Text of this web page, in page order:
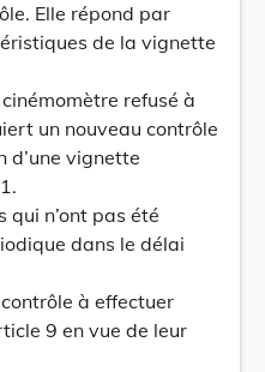
Elle répond par
de la vignette
refusé à
un nouveau contrôle
d’une vignette
n’ont pas été
dans le délai
à effectuer
9 en vue de leur